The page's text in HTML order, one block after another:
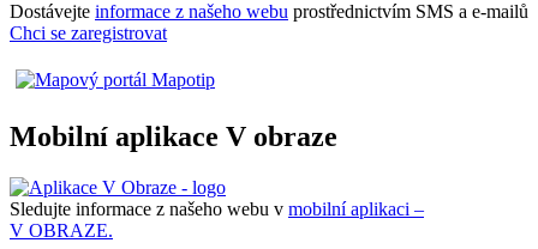
Dostávejte informace z našeho webu prostřednictvím SMS a e-mailů
Chci se zaregistrovat
Mobilní aplikace V obraze
Sledujte informace z našeho webu v mobilní aplikaci –
V OBRAZE.